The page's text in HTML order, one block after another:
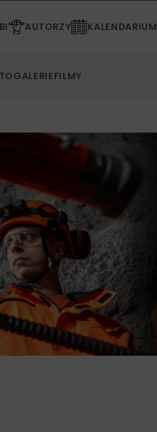
AUTORZY KALENDARIUM
FILMY